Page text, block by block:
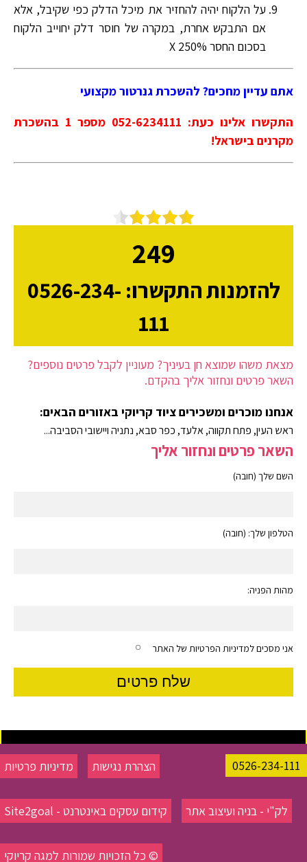
על הלקוח יהיה להחזיר את מיכל הדלק כפי שקיבל, אלא
אם התבקש אחרת, במקרה של חוסר דלק יחוייב הלקוח
בסכום החסר X 250%
אתם עדיין מחכים? להשכרת גנרטור מקצועי
התקשרו אלינו כעת: 052-6234111 מספר 1 בהשכרת
מקרנים בישראל!
249
להזמנות התקשרו: 0526-234-
111
מצאת משהו שמוצא חן בעיניך? מעוניין לקבל פרטים נוספים?
השאר פרטים ונחזור אליך בהקדם.
אנחנו מוכרים ומשכירים ציוד קריוקי באזורים הבאים:
ראש העין, פתח תקווה, אלעד, כפר סבא, נתניה ויישובי הסביבה...
השאר פרטים ונחזור אליך
השם שלך (חובה)
הטלפון שלך: (חובה)
מהות הפניה:
אני מסכים למדיניות הפרטיות של האתר
0526-234-111 מדיניות פרטיות הצהרת נגישות
קידום עסקים באינטרנט - Site2goal לק"י - בניה ועיצוב אתר
© כל הזכויות שמורות למגה קריוקי